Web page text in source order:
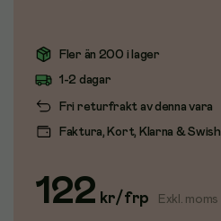
Fler än 200 i lager
Fri returfrakt av denna vara
1-2 dagar
Faktura, Kort, Klarna & Swish
122 kr/frp Exkl. moms